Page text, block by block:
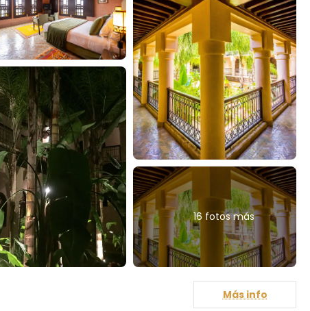
16 fotos más
Más info